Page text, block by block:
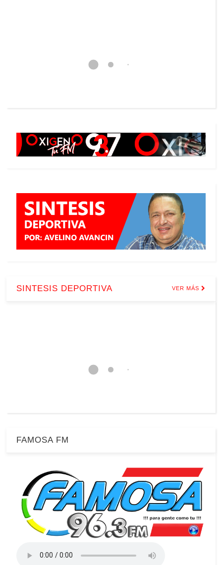
SINTESIS DEPORTIVA VER MÁS
FAMOSA FM